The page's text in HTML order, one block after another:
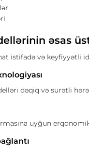
əsas
istifadə və keyfiyyətli
dəqiq və sürətli
uyğun